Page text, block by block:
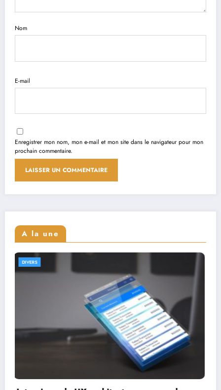
Nom
E-mail
Enregistrer mon nom, mon e-mail et mon site dans le navigateur pour mon
prochain commentaire.
A la une
DIVERS
Interviews de full stack designers : aperçu de